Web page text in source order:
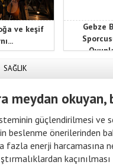
ve keşif
Gebze
SAĞLIK
meydan okuyan,
güçlendirilmesi ve
beslenme önerilerinden
fazla enerji harcamasına